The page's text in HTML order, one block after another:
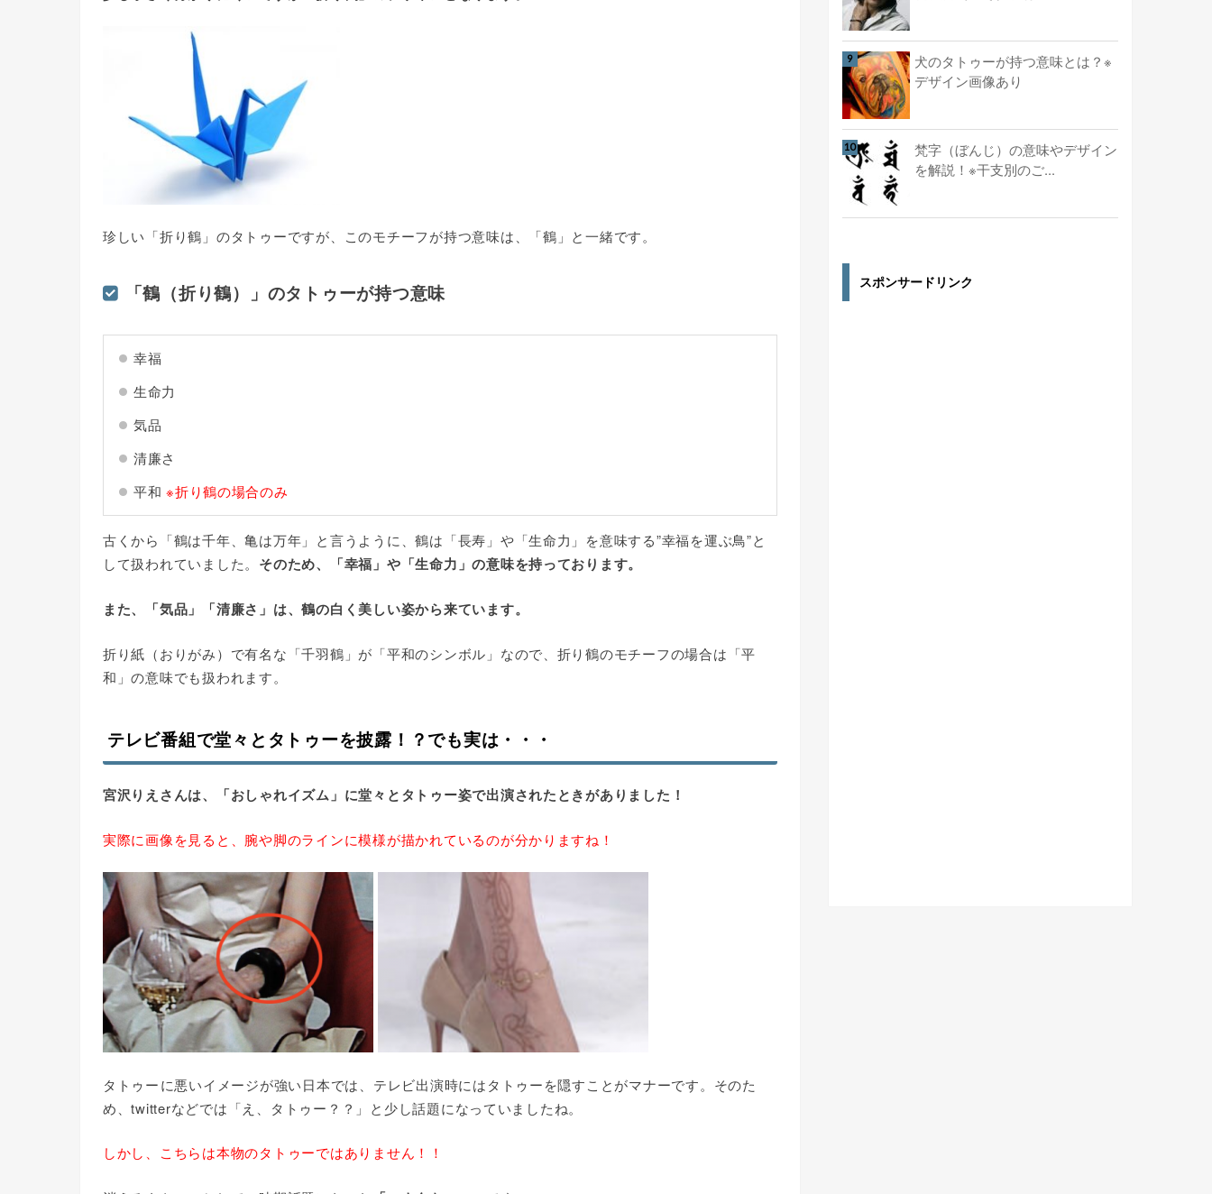
珍しい「折り鶴」のタトゥーですが、このモチーフが持つ意味は、「鶴」と一緒です。
「鶴（折り鶴）」のタトゥーが持つ意味
幸福
生命力
気品
清廉さ
平和※折り鶴の場合のみ
古くから「鶴は千年、亀は万年」と言うように、鶴は「長寿」や「生命力」を意味する”幸福を運ぶ鳥”と
して扱われていました。 そのため、「幸福」や「生命力」の意味を持っております。
また、「気品」「清廉さ」は、鶴の白く美しい姿から来ています。
折り紙（おりがみ）で有名な「千羽鶴」が「平和のシンボル」なので、折り鶴のモチーフの場合は「平
和」の意味でも扱われます。
テレビ番組で堂々とタトゥーを披露！？でも実は・・・
宮沢りえさんは、「おしゃれイズム」に堂々とタトゥー姿で出演されたときがありました！
実際に画像を見ると、腕や脚のラインに模様が描かれているのが分かりますね！
タトゥーに悪いイメージが強い日本では、テレビ出演時にはタトゥーを隠すことがマナーです。そのた
め、twitterなどでは「え、タトゥー？？」と少し話題になっていましたね。
しかし、こちらは本物のタトゥーではありません！！
犬のタトゥーが持つ意味とは？※
デザイン画像あり
梵字（ぼんじ）の意味やデザイン
を解説！※干支別のご...
スポンサードリンク